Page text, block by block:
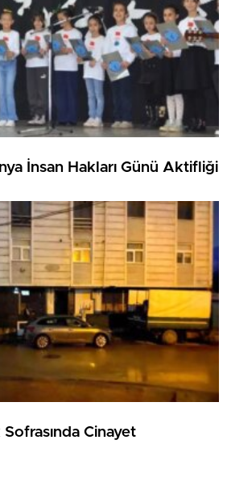
İnsan Hakları Günü Aktifliği
Cinayet